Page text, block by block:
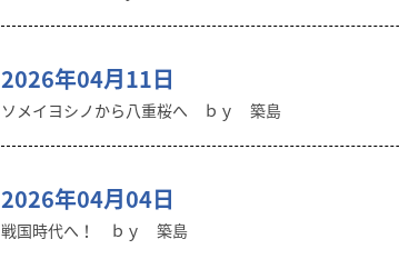
2026年04月11日
ソメイヨシノから八重桜へ ｂｙ 築島
2026年04月04日
戦国時代へ！ ｂｙ 築島